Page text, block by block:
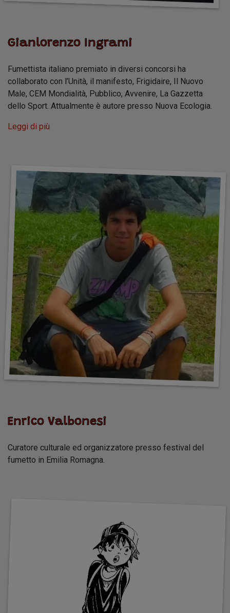
Gianlorenzo Ingrami
Fumettista italiano premiato in diversi concorsi ha
collaborato con l’Unità, il manifesto, Frigidaire, Il Nuovo
Male, CEM Mondialità, Pubblico, Avvenire, La Gazzetta
dello Sport. Attualmente è autore presso Nuova Ecologia.
Leggi di più
Enrico Valbonesi
Curatore culturale ed organizzatore presso festival del
fumetto in Emilia Romagna.